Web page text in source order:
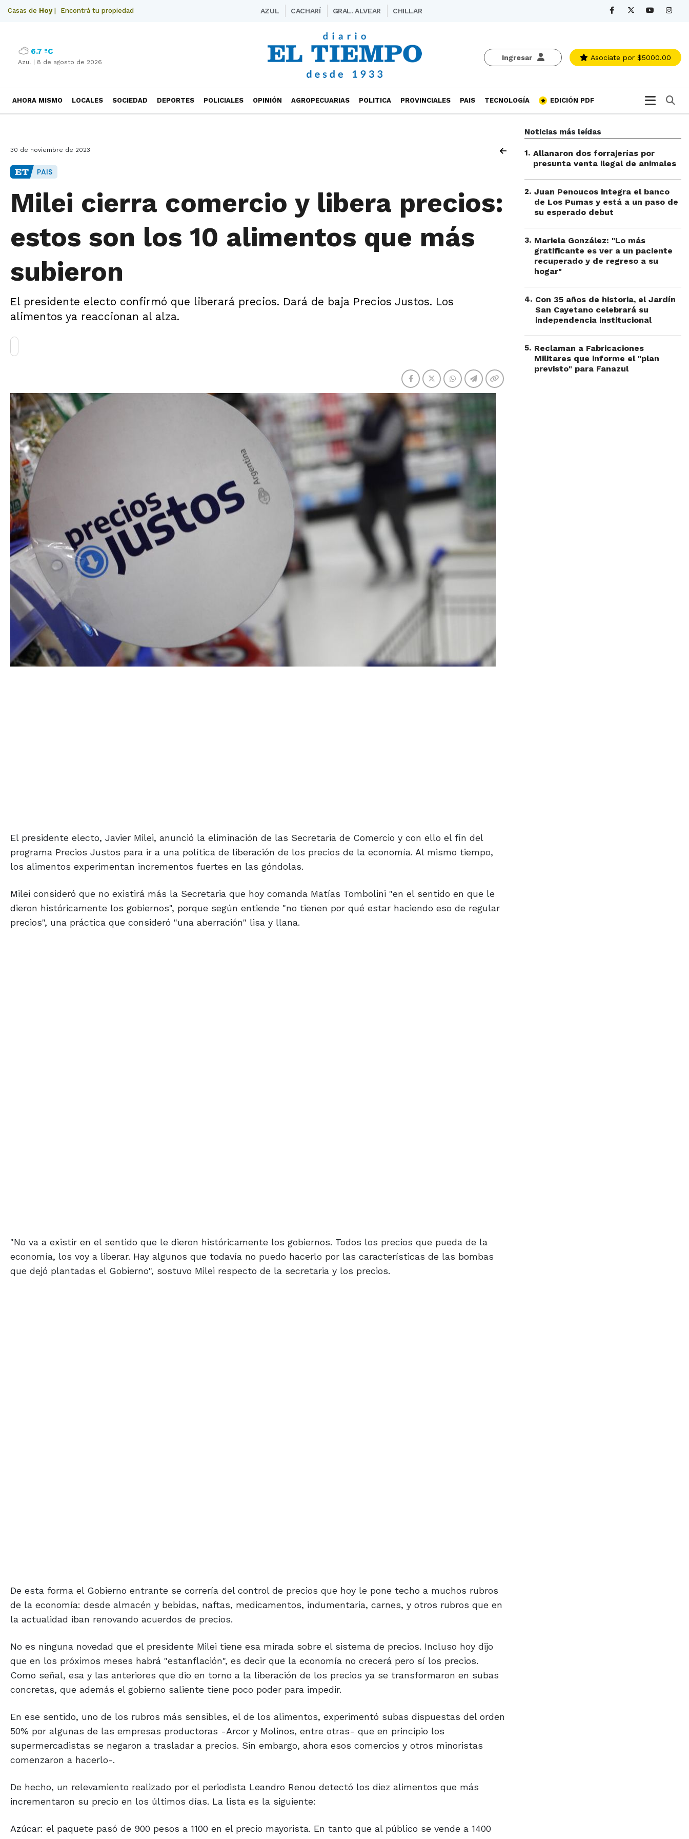
Casas de Hoy| Encontrá tu propiedad AZUL CACHARÍ GRAL. ALVEAR CHILLAR
Ingresar Asociate por $5000.00
6.7 ºC
Azul | 8 de agosto de 2026
AHORA MISMO LOCALES SOCIEDAD DEPORTES POLICIALES OPINIÓN AGROPECUARIAS POLITICA PROVINCIALES PAIS TECNOLOGÍA EDICIÓN PDF
30 de noviembre de 2023
PAIS
Milei cierra comercio y libera precios:
estos son los 10 alimentos que más
subieron
El presidente electo confirmó que liberará precios. Dará de baja Precios Justos. Los
alimentos ya reaccionan al alza.
El presidente electo, Javier Milei, anunció la eliminación de las Secretaria de Comercio y con ello el fin del
programa Precios Justos para ir a una política de liberación de los precios de la economía. Al mismo tiempo,
los alimentos experimentan incrementos fuertes en las góndolas.
Milei consideró que no existirá más la Secretaria que hoy comanda Matías Tombolini "en el sentido en que le
dieron históricamente los gobiernos", porque según entiende "no tienen por qué estar haciendo eso de regular
precios", una práctica que consideró "una aberración" lisa y llana.
"No va a existir en el sentido que le dieron históricamente los gobiernos. Todos los precios que pueda de la
economía, los voy a liberar. Hay algunos que todavía no puedo hacerlo por las características de las bombas
que dejó plantadas el Gobierno", sostuvo Milei respecto de la secretaria y los precios.
De esta forma el Gobierno entrante se correría del control de precios que hoy le pone techo a muchos rubros
de la economía: desde almacén y bebidas, naftas, medicamentos, indumentaria, carnes, y otros rubros que en
la actualidad iban renovando acuerdos de precios.
No es ninguna novedad que el presidente Milei tiene esa mirada sobre el sistema de precios. Incluso hoy dijo
que en los próximos meses habrá "estanflación", es decir que la economía no crecerá pero sí los precios.
Como señal, esa y las anteriores que dio en torno a la liberación de los precios ya se transformaron en subas
concretas, que además el gobierno saliente tiene poco poder para impedir.
En ese sentido, uno de los rubros más sensibles, el de los alimentos, experimentó subas dispuestas del orden
50% por algunas de las empresas productoras -Arcor y Molinos, entre otras- que en principio los
supermercadistas se negaron a trasladar a precios. Sin embargo, ahora esos comercios y otros minoristas
comenzaron a hacerlo-.
De hecho, un relevamiento realizado por el periodista Leandro Renou detectó los diez alimentos que más
incrementaron su precio en los últimos días. La lista es la siguiente:
Azúcar: el paquete pasó de 900 pesos a 1100 en el precio mayorista. En tanto que al público se vende a 1400
Noticias más leídas
1. Allanaron dos forrajerías por
presunta venta ilegal de animales
2. Juan Penoucos integra el banco
de Los Pumas y está a un paso de
su esperado debut
3. Mariela González: "Lo más
gratificante es ver a un paciente
recuperado y de regreso a su
hogar"
4. Con 35 años de historia, el Jardín
San Cayetano celebrará su
independencia institucional
5. Reclaman a Fabricaciones
Militares que informe el "plan
previsto" para Fanazul